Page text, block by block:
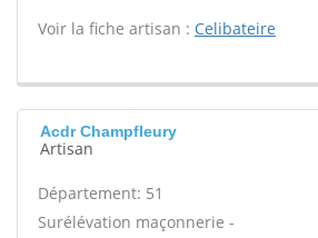
Voir la fiche artisan : Celibateire
Acdr Champfleury
Artisan
Département: 51
Surélévation maçonnerie -